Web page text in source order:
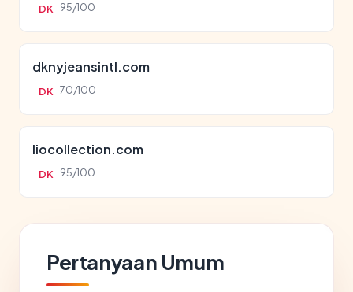
DK 95/100
dknyjeansintl.com
DK 70/100
liocollection.com
DK 95/100
Pertanyaan Umum